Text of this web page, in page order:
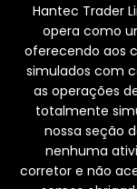
Hantec Trader
opera como
oferecendo aos
simulados com
as operações
totalmente
nossa seção
nenhuma
corretor e não